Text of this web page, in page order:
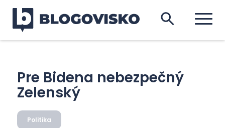
Pre Bidena nebezpečný
Zelenský
Politika